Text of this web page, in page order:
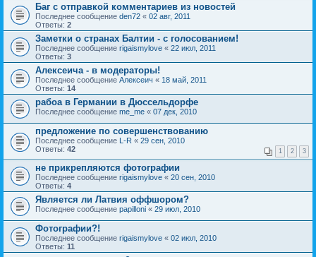
Баг с отправкой комментариев из новостей
Последнее сообщение den72 « 02 авг, 2011
Ответы: 2
Заметки о странах Балтии - с голосованием!
Последнее сообщение rigaismylove « 22 июл, 2011
Ответы: 3
Алексеича - в модераторы!
Последнее сообщение Алексеич « 18 май, 2011
Ответы: 14
рабоа в Германии в Дюссельдорфе
Последнее сообщение me_me « 07 дек, 2010
предложение по совершенствованию
Последнее сообщение L-R « 29 сен, 2010
Ответы: 42 1 2 3
не прикрепляются фотографии
Последнее сообщение rigaismylove « 20 сен, 2010
Ответы: 4
Является ли Латвия оффшором?
Последнее сообщение papilloni « 29 июл, 2010
Фотографии?!
Последнее сообщение rigaismylove « 02 июл, 2010
Ответы: 11